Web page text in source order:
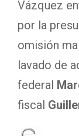
Vázquez
por la
omisión
lavado de
federal
fiscal